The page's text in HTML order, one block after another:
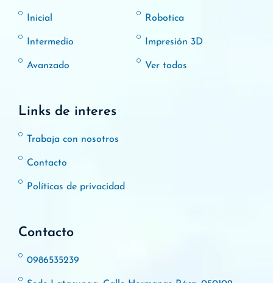
Inicial
Intermedio
Avanzado
Robotica
Impresión 3D
Ver todos
Links de interes
Trabaja con nosotros
Contacto
Políticas de privacidad
Contacto
0986535239